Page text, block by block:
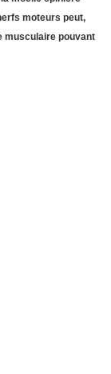
moteurs peut,
musculaire pouvant